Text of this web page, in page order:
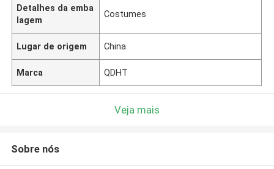
Detalhes da emba
lagem
Costumes
Lugar de origem China
Marca QDHT
Veja mais
Sobre nós